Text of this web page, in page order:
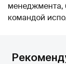
менеджмента,
командой